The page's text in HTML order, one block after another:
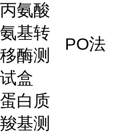
丙氨酸
氨基转
移酶测
试盒
PO法
蛋白质
羧基测